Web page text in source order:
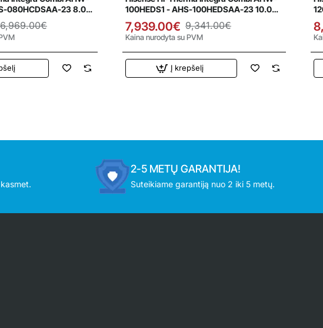
080HCDSAA-23 8.0
siurblys
6,969.00€
100HEDS1 - AHS-100HEDSAA-23 10.0
kW oras-vanduo šilumos siurblys
7,939.00€ 9,341.00€
Kaina nurodyta su PVM
Į krepšelį
2-5 METŲ GARANTIJA!
Suteikiame garantiją nuo 2 iki 5 metų.